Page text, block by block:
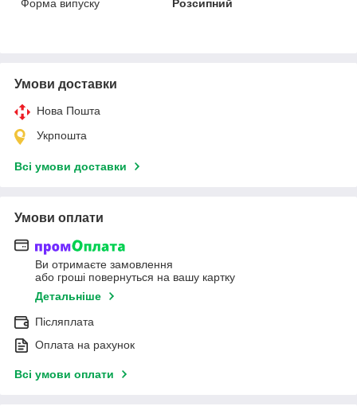
Форма випуску
Розсипний
Умови доставки
Нова Пошта
Укрпошта
Всі умови доставки
Умови оплати
Ви отримаєте замовлення
або гроші повернуться на вашу картку
Детальніше
Післяплата
Оплата на рахунок
Всі умови оплати